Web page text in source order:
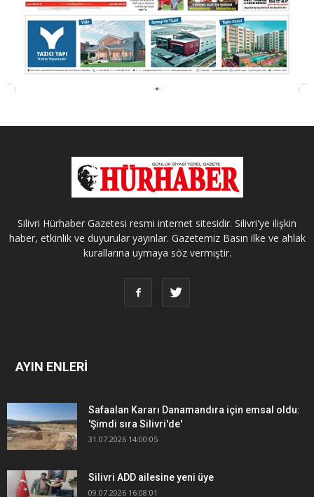
Silivri Hürhaber Gazetesi resmi internet sitesidir. Silivri'ye ilişkin
haber, etkinlik ve duyurular yayınlar. Gazetemiz Basın ilke ve ahlak
kurallarına uymaya söz vermiştir.
AYIN ENLERİ
Safaalan Kararı Danamandıra için emsal oldu:
'Şimdi sıra Silivri'de'
31.07.2026 14:00:05
Silivri ADD ailesine yeni üye
09.07.2026 16:08:01